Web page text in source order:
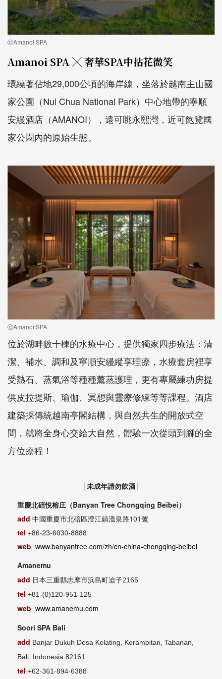
ⓒAmanoi SPA
Amanoi SPA ╳ 奢華SPA中拈花微笑
環繞著佔地29,000公頃的海岸線，坐落於越南主山國
家公園（Nui Chua National Park）中心地帶的寧順
安縵酒店（AMANOI），遠可眺永熙灣，近可飽覽國
家公園內的原始生態。
ⓒAmanoi SPA
位於湖畔數十棟的水療中心，提供獨家四步療法：清
潔、補水、調和及寧順安縵縱享理療，水療套房裡享
受熱石、蒸氣浴等種種薰蒸護理，更有專屬練功房提
供皮拉提斯、瑜伽、冥想與靈療修練等等課程。酒店
建築採傳統越南亭閣結構，與自然共生的開放式空
間，就將全身心交給大自然，體驗一次從頭到腳的全
方位療程！
│未成年請勿飲酒│
重慶北碚悅榕庄（Banyan Tree Chongqing Beibei）
add 中國重慶市北碚區澄江鎮溫泉路101號
tel +86-23-6030-8888
web www.banyantree.com/zh/cn-china-chongqing-beibei
Amanemu
add 日本三重縣志摩市浜島町迫子2165
tel +81-(0)120-951-125
web www.amanemu.com
Soori SPA Bali
add Banjar Dukuh Desa Kelating, Kerambitan, Tabanan,
Bali, Indonesia 82161
tel +62-361-894-6388